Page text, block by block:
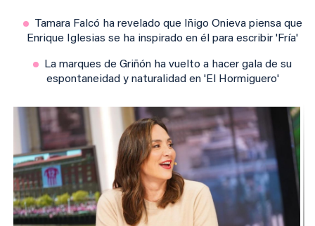
Tamara Falcó ha revelado que Iñigo Onieva piensa que
Enrique Iglesias se ha inspirado en él para escribir 'Fría'
La marques de Griñón ha vuelto a hacer gala de su
espontaneidad y naturalidad en 'El Hormiguero'